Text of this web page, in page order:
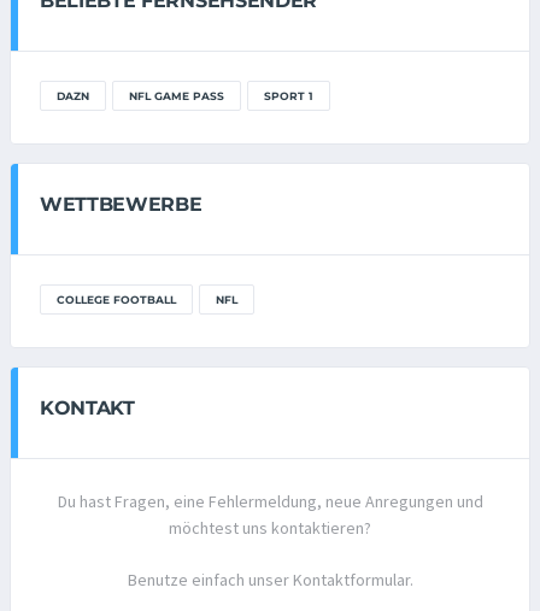
DAZN NFL GAME PASS SPORT 1
WETTBEWERBE
COLLEGE FOOTBALL NFL
KONTAKT
Du hast Fragen, eine Fehlermeldung, neue Anregungen und
möchtest uns kontaktieren?
Benutze einfach unser Kontaktformular.